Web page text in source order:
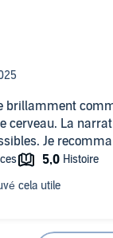
brillamment
cerveau. La